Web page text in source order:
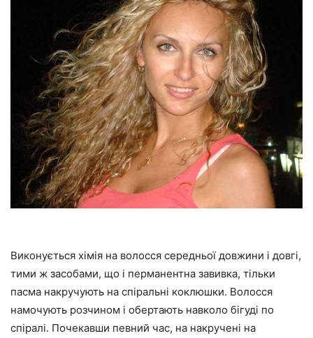
Виконується хімія на волосся середньої довжини і довгі,
тими ж засобами, що і перманентна завивка, тільки
пасма накручують на спіральні коклюшки. Волосся
намочують розчином і обертають навколо бігуді по
спіралі. Почекавши певний час, на накручені на